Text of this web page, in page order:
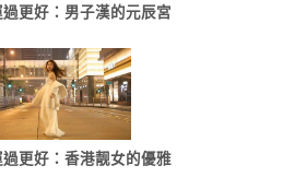
更好：男子漢的元辰宮
更好：香港靓女的優雅